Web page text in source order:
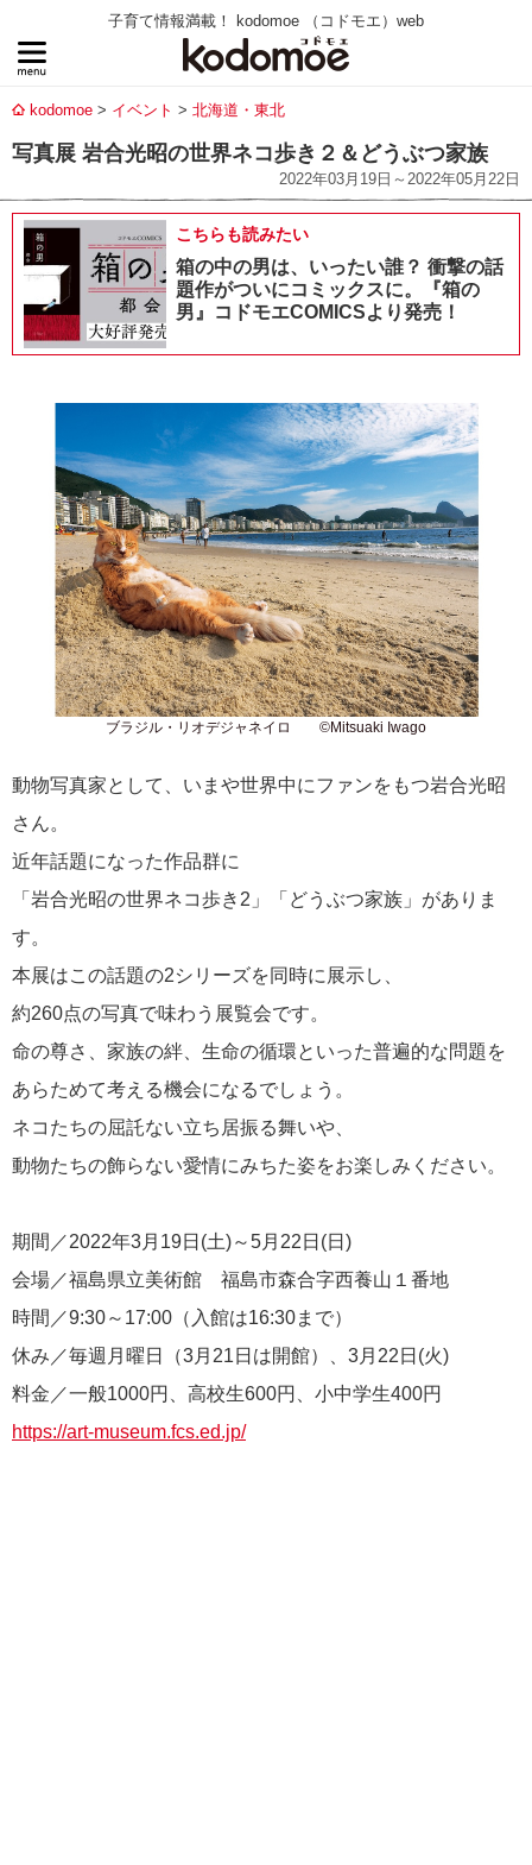
子育て情報満載！ kodomoe （コドモエ）web
kodomoe イベント 北海道・東北
写真展 岩合光昭の世界ネコ歩き２＆どうぶつ家族
2022年03月19日～2022年05月22日
こちらも読みたい
箱の中の男は、いったい誰？ 衝撃の話
題作がついにコミックスに。『箱の
男』コドモエCOMICSより発売！
ブラジル・リオデジャネイロ ©Mitsuaki Iwago
動物写真家として、いまや世界中にファンをもつ岩合光昭
さん。
近年話題になった作品群に
「岩合光昭の世界ネコ歩き2」「どうぶつ家族」がありま
す。
本展はこの話題の2シリーズを同時に展示し、
約260点の写真で味わう展覧会です。
命の尊さ、家族の絆、生命の循環といった普遍的な問題を
あらためて考える機会になるでしょう。
ネコたちの屈託ない立ち居振る舞いや、
動物たちの飾らない愛情にみちた姿をお楽しみください。
期間／2022年3月19日(土)～5月22日(日)
会場／福島県立美術館 福島市森合字西養山１番地
時間／9:30～17:00（入館は16:30まで）
休み／毎週月曜日（3月21日は開館）、3月22日(火)
料金／一般1000円、高校生600円、小中学生400円
https://art-museum.fcs.ed.jp/